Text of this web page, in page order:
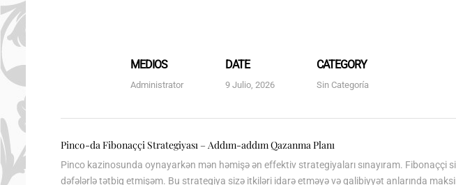
MEDIOS
Administrator
DATE
9 Julio, 2026
CATEGORY
Sin Categoría
Pinco-da Fibonaççi Strategiyası – Addım-addım Qazanma Planı
Pinco kazinosunda oynayarkən mən həmişə ən effektiv strategiyaları sınayıram. Fibonaççi
dəfələrlə tətbiq etmişəm. Bu strategiya sizə itkiləri idarə etməyə və qalibiyyət anlarında